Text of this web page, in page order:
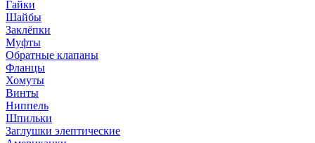
Гайки
Шайбы
Заклёпки
Муфты
Обратные клапаны
Фланцы
Хомуты
Винты
Ниппель
Шпильки
Заглушки элептические